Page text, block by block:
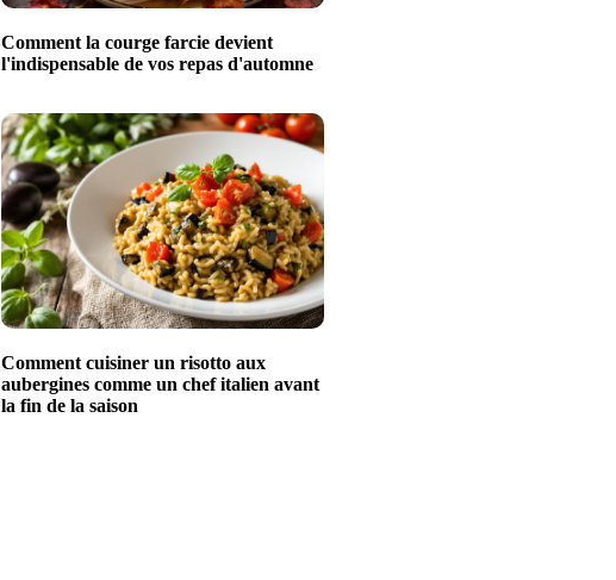
Comment la courge farcie devient
l'indispensable de vos repas d'automne
Comment cuisiner un risotto aux
aubergines comme un chef italien avant
la fin de la saison